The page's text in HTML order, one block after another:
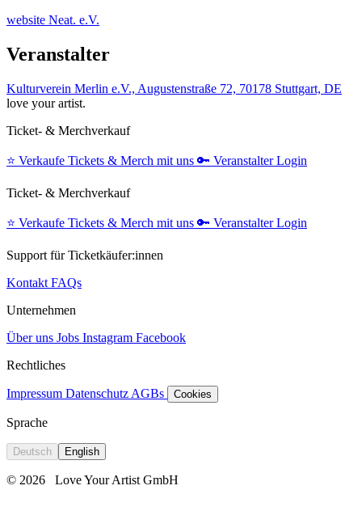
website Neat. e.V.
Veranstalter
Kulturverein Merlin e.V., Augustenstraße 72, 70178 Stuttgart, DE
love your artist.
Ticket- & Merchverkauf
⭐️ Verkaufe Tickets & Merch mit uns 🔑 Veranstalter Login
Ticket- & Merchverkauf
⭐️ Verkaufe Tickets & Merch mit uns 🔑 Veranstalter Login
Support für Ticketkäufer:innen
Kontakt FAQs
Unternehmen
Über uns Jobs Instagram Facebook
Rechtliches
Impressum Datenschutz AGBs Cookies
Sprache
Deutsch English
© 2026 Love Your Artist GmbH